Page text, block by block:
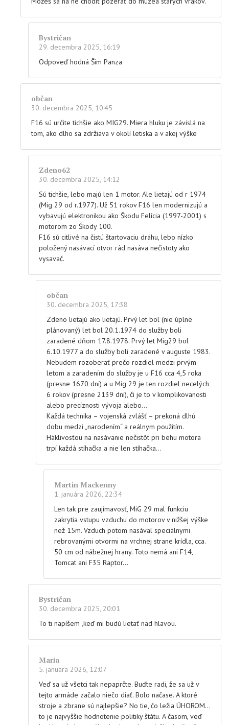
Bystričan
29. decembra 2025, 16:19
Odpoveď hodná Šim Panza
občan
30. decembra 2025, 10:45
F16 sú určite tichšie ako MIG29. Miera hluku je závislá na
tom, ako dlho sa zdržiava v okolí letiska a v akej výške
Zdeno62
30. decembra 2025, 14:12
Sú tichšie, lebo majú len 1 motor. Ale lietajú od r 1974
(Mig 29 od r.1977). Už 51 rokov F16 len modernizujú a
vybavujú elektronikou ako Škodu Felícia (1997-2001) s
motorom zo Škody 100.
F16 sú citlivé na čistú štartovaciu dráhu, lebo nízko
položený nasávací otvor rád nasáva nečistoty ako
vysavač.
občan
30. decembra 2025, 17:38
Zdeno lietajú ako lietajú. Prvý let bol (nie úplne
plánovaný) let bol 20.1.1974 do služby boli
zaradené dňom 17.8.1978. Prvý let Mig29 bol
6.10.1977 a do služby boli zaradené v auguste 1983.
Nebudem rozoberať prečo rozdiel medzi prvým
letom a zaradením do služby je u F16 cca 4,5 roka
(presne 1670 dní) a u Mig 29 je ten rozdiel necelých
6 rokov (presne 2139 dní), či je to v komplikovanosti
alebo precíznosti vývoja alebo…
Každá technika – vojenská zvlášť – prekoná dlhú
dobu medzi „narodením“ a reálnym použitím.
Háklivosťou na nasávanie nečistôt pri behu motora
trpí každá stíhačka a nie len stíhačka…
Martin Mackenny
1. januára 2026, 22:34
Len tak pre zaujímavosť, MiG 29 mal funkciu
zakrytia vstupu vzduchu do motorov v nižšej výške
než 15m. Vzduch potom nasával speciálnymi
rebrovanými otvormi na vrchnej strane krídla, cca.
50 cm od nábežnej hrany. Toto nemá ani F14,
Tomcat ani F35 Raptor…
Bystričan
30. decembra 2025, 20:01
To ti napíšem ,keď mi budú lietať nad hlavou.
Maria
5. januára 2026, 12:07
Veď sa už všetci tak nepaprčte. Buďte radi, že sa už v
tejto armáde začalo niečo diať. Bolo načase. A ktoré
stroje a zbrane sú najlepšie? No tie, čo ležia ÚHOROM…
to je najvyššie hodnotenie politiky štátu. A časom, veď